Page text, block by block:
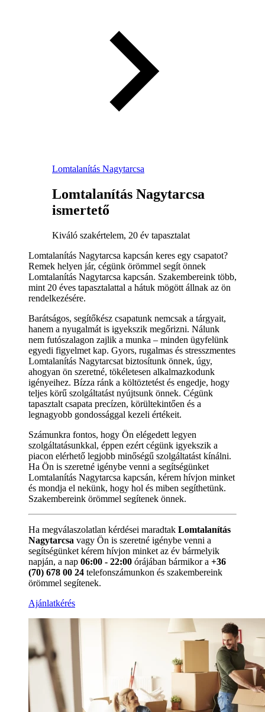
Lomtalanítás Nagytarcsa
Lomtalanítás Nagytarcsa
ismertető
Kiváló szakértelem, 20 év tapasztalat
Lomtalanítás Nagytarcsa kapcsán keres egy csapatot?
Remek helyen jár, cégünk örömmel segít önnek
Lomtalanítás Nagytarcsa kapcsán. Szakembereink több,
mint 20 éves tapasztalattal a hátuk mögött állnak az ön
rendelkezésére.
Barátságos, segítőkész csapatunk nemcsak a tárgyait,
hanem a nyugalmát is igyekszik megőrizni. Nálunk
nem futószalagon zajlik a munka – minden ügyfelünk
egyedi figyelmet kap. Gyors, rugalmas és stresszmentes
Lomtalanítás Nagytarcsat biztosítunk önnek, úgy,
ahogyan ön szeretné, tökéletesen alkalmazkodunk
igényeihez. Bízza ránk a költöztetést és engedje, hogy
teljes körű szolgáltatást nyújtsunk önnek. Cégünk
tapasztalt csapata precízen, körültekintően és a
legnagyobb gondossággal kezeli értékeit.
Számunkra fontos, hogy Ön elégedett legyen
szolgáltatásunkkal, éppen ezért cégünk igyekszik a
piacon elérhető legjobb minőségű szolgáltatást kínálni.
Ha Ön is szeretné igénybe venni a segítségünket
Lomtalanítás Nagytarcsa kapcsán, kérem hívjon minket
és mondja el nekünk, hogy hol és miben segíthetünk.
Szakembereink örömmel segítenek önnek.
Ha megválaszolatlan kérdései maradtak Lomtalanítás
Nagytarcsa vagy Ön is szeretné igénybe venni a
segítségünket kérem hívjon minket az év bármelyik
napján, a nap 06:00 - 22:00 órájában bármikor a +36
(70) 678 00 24 telefonszámunkon és szakembereink
örömmel segítenek.
Ajánlatkérés